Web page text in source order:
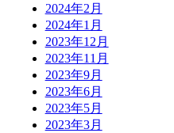
2024年2月
2024年1月
2023年12月
2023年11月
2023年9月
2023年6月
2023年5月
2023年3月